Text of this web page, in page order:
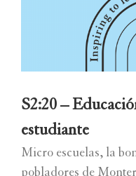
S2:20 –
estudiante
Micro escuelas, la
pobladores de